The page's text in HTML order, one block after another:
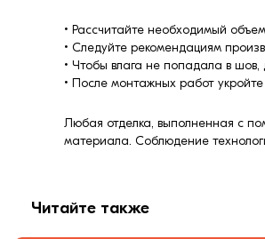
• Рассчитайте необходимый
• Следуйте рекомендациям
• Чтобы влага не попадала в
• После монтажных работ
Любая отделка, выполненная с
материала. Соблюдение
Читайте также